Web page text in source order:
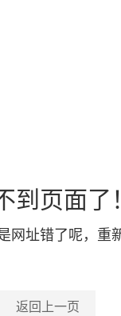
到页面了
网址错了呢，重
返回上一页